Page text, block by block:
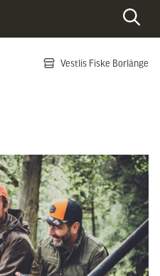
Vestlis Fiske Borlänge